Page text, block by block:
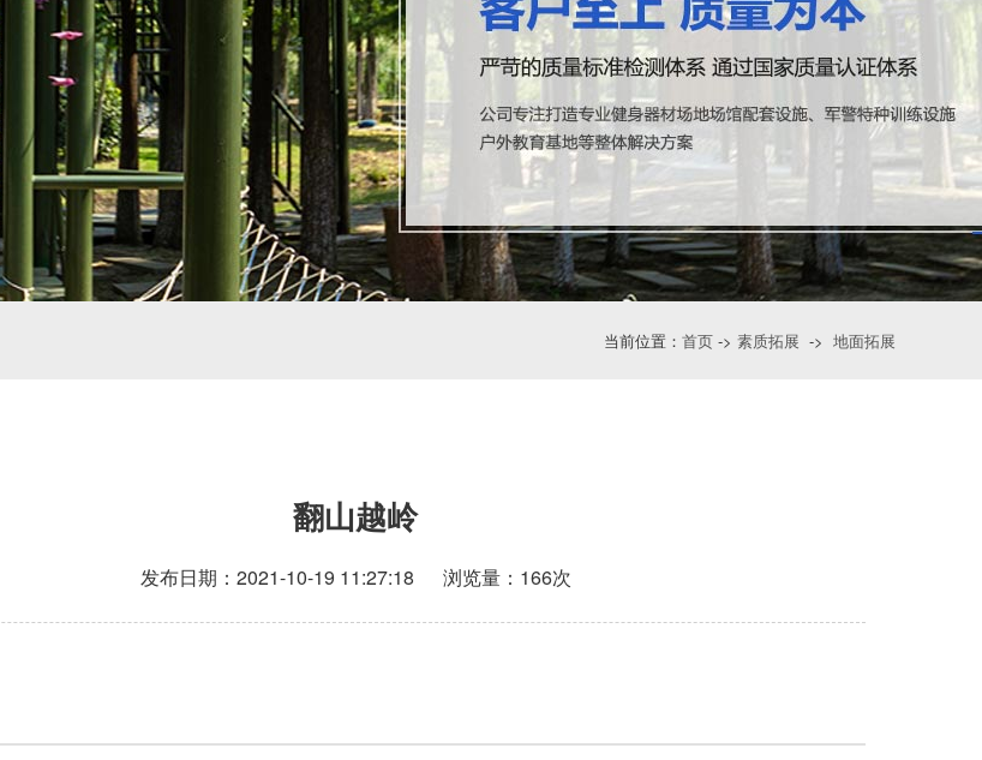
当前位置： 首页 -> 素质拓展 -> 地面拓展
翻山越岭
发布日期：2021-10-19 11:27:18 浏览量： 166次